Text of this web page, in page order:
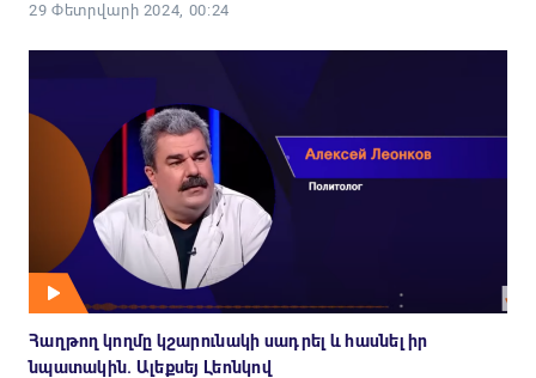
29 Փետրվարի 2024, 00:24
Հաղթող կողմը կշարունակի սադրել և հասնել իր
նպատակին. Ալեքսեյ Լեոնկով